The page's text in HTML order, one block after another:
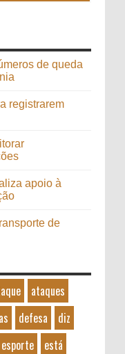
de queda
registrarem
apoio à
de
ataques
defesa
diz
esporte
está